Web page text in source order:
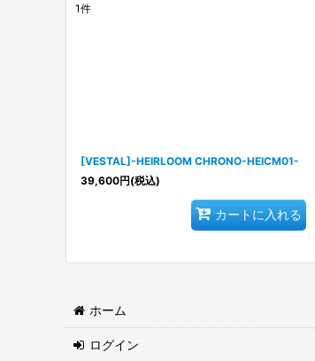
1件
[VESTAL]-HEIRLOOM CHRONO-HEICM01-
39,600円(税込)
カートに入れる
ホーム
ログイン